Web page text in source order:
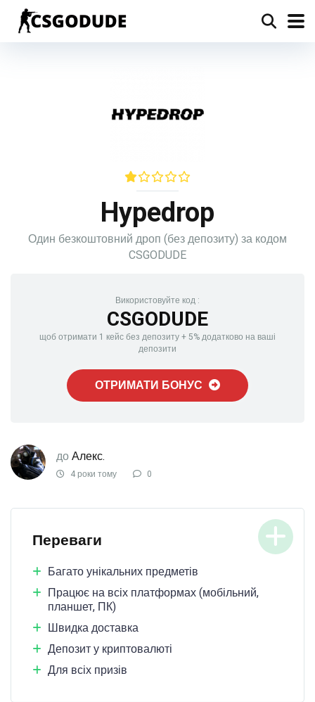
Hypedrop
Один безкоштовний дроп (без депозиту) за кодом
CSGODUDE
Використовуйте код :
CSGODUDE
щоб отримати 1 кейс без депозиту + 5% додатково на ваші
депозити
ОТРИМАТИ БОНУС
до Алекс.
4 роки тому 0
Переваги
Багато унікальних предметів
Працює на всіх платформах (мобільний,
планшет, ПК)
Швидка доставка
Депозит у криптовалюті
Для всіх призів